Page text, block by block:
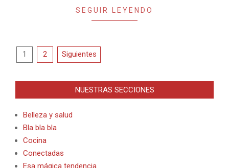
SEGUIR LEYENDO
Paginación
1 2 Siguientes
NUESTRAS SECCIONES
Belleza y salud
Bla bla bla
Cocina
Conectadas
Esa mágica tendencia